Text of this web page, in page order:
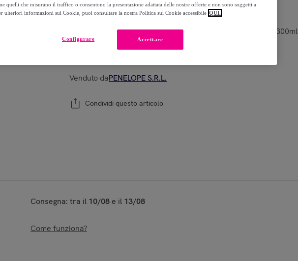
SCHWARZKOPF Silhouette Flexible Hold Hairspray 300ml
Venduto daPENELOPE S.R.L.
Condividi questo articolo
Consegna: tra il 10/08 e il 13/08
Come funziona?
quelli che misurano il traffico o consentono la presentazione adattata delle nostre offerte e non sono soggetti a
ulteriori informazioni sui Cookie, puoi consultare la nostra Politica sui Cookie accessibile QUI.
Accettare
Configurare